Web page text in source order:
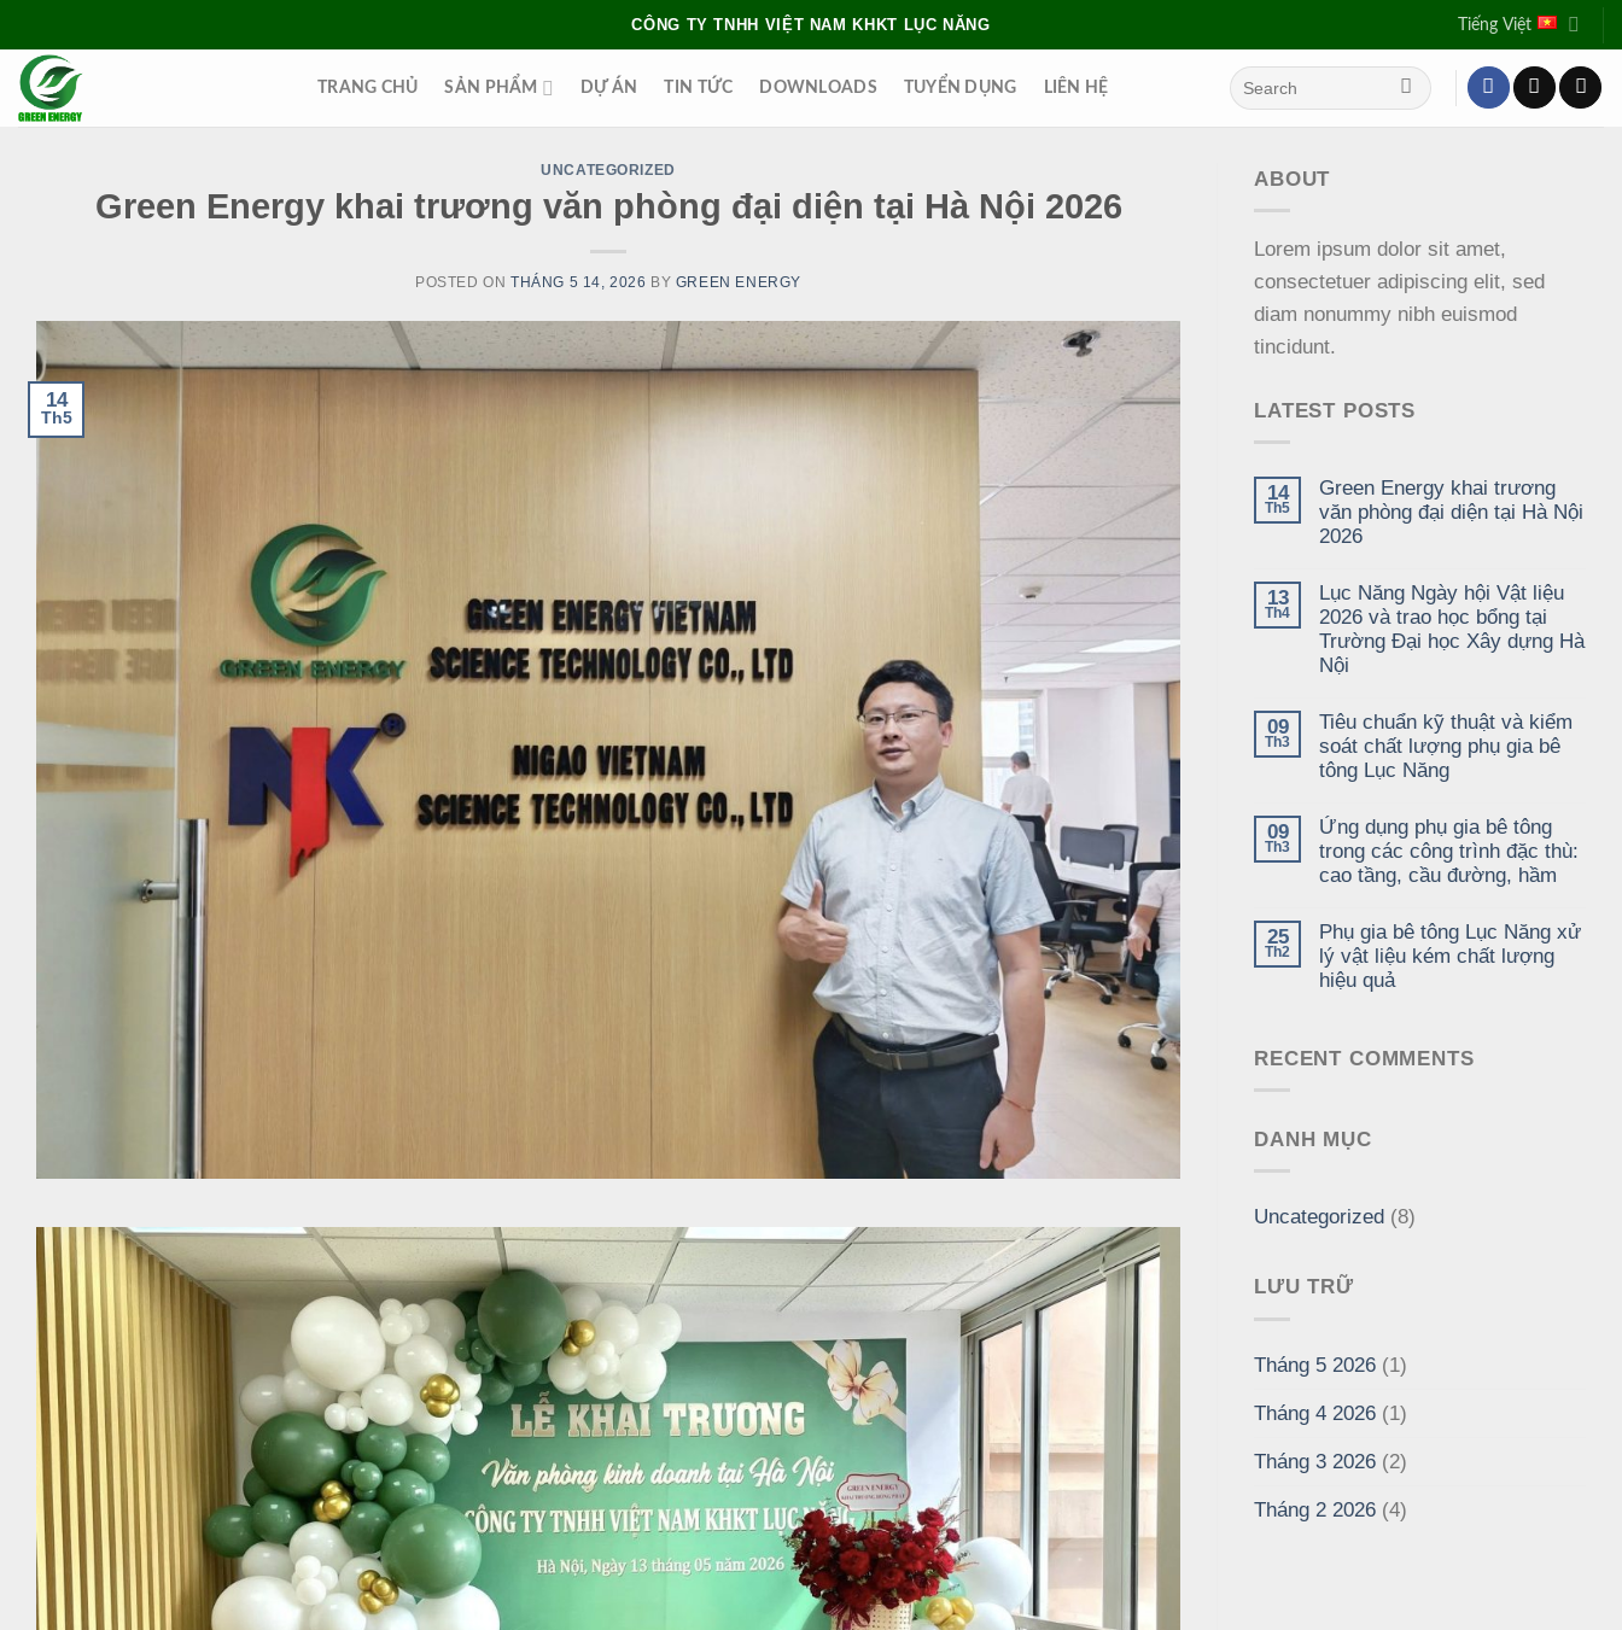
to
content
CÔNG TY TNHH VIỆT NAM KHKT LỤC NĂNG Tiếng Việt
TRANG CHỦ SẢN PHẨM DỰ ÁN TIN TỨC DOWNLOADS TUYỂN DỤNG LIÊN HỆ
UNCATEGORIZED
Green Energy khai trương văn phòng đại diện tại Hà Nội 2026
POSTED ON THÁNG 5 14, 2026 BY GREEN ENERGY
14
Th5
ABOUT
Lorem ipsum dolor sit amet,
consectetuer adipiscing elit, sed
diam nonummy nibh euismod
tincidunt.
LATEST POSTS
14
Th5
Green Energy khai trương
văn phòng đại diện tại Hà Nội
2026
13
Th4
Lục Năng Ngày hội Vật liệu
2026 và trao học bổng tại
Trường Đại học Xây dựng Hà
Nội
09
Th3
Tiêu chuẩn kỹ thuật và kiểm
soát chất lượng phụ gia bê
tông Lục Năng
09
Th3
Ứng dụng phụ gia bê tông
trong các công trình đặc thù:
cao tầng, cầu đường, hầm
25
Th2
Phụ gia bê tông Lục Năng xử
lý vật liệu kém chất lượng
hiệu quả
RECENT COMMENTS
DANH MỤC
Uncategorized (8)
LƯU TRỮ
Tháng 5 2026 (1)
Tháng 4 2026 (1)
Tháng 3 2026 (2)
Tháng 2 2026 (4)